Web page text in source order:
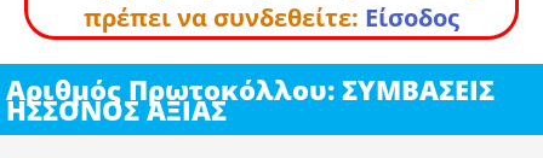
πρέπει να συνδεθείτε: Είσοδος
Αριθμός Πρωτοκόλλου: ΣΥΜΒΑΣΕΙΣ
ΗΣΣΟΝΟΣ ΑΞΙΑΣ